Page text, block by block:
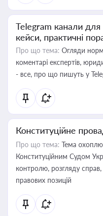
Telegram канали для
кейси, практичні
Про що тема: Огляди
коментарі експертів,
- все, про що пишуть у
Конституційне
Про що тема: Тема
Конституційним Судом
контролю, розгляду справ,
правових позицій